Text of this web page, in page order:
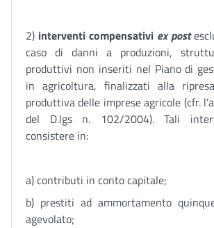
2) interventi compensativi ex post
caso di danni a produzioni,
produttivi non inseriti nel Piano di
in agricoltura, finalizzati alla
produttiva delle imprese agricole (cfr.
del D.lgs n. 102/2004). Tali
consistere in:
a) contributi in conto capitale;
b) prestiti ad ammortamento
agevolato;